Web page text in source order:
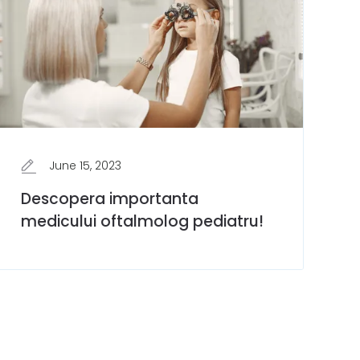
June 15, 2023
Descopera importanta
medicului oftalmolog pediatru!